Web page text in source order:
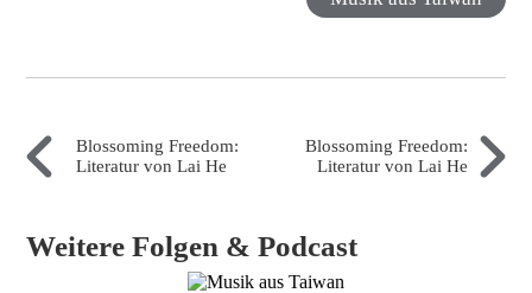
Blossoming Freedom:
Literatur von Lai He
Blossoming Freedom:
Literatur von Lai He
Weitere Folgen & Podcast